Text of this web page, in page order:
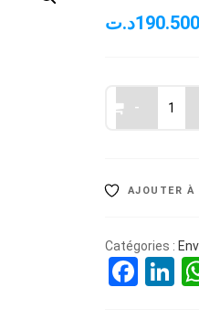
190.500د.ت
AJOUTER À
Catégories :